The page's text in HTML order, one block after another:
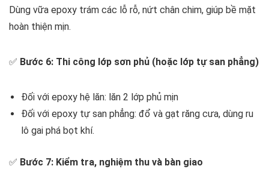
Dùng vữa epoxy trám các lỗ rỗ, nứt chân chim, giúp bề mặt
hoàn thiện mịn.
✅ Bước 6: Thi công lớp sơn phủ (hoặc lớp tự san phẳng)
Đối với epoxy hệ lăn: lăn 2 lớp phủ mịn
Đối với epoxy tự san phẳng: đổ và gạt răng cưa, dùng ru
lô gai phá bọt khí.
✅ Bước 7: Kiểm tra, nghiệm thu và bàn giao